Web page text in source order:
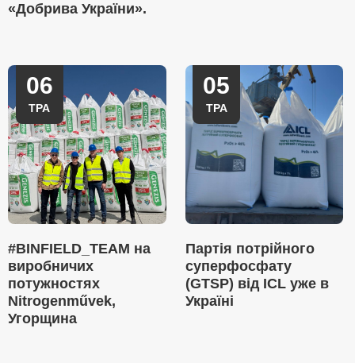
«Добрива України».
06
ТРА
#BINFIELD_TEAM на
виробничих
потужностях
Nitrogenművek,
Угорщина
05
ТРА
Партія потрійного
суперфосфату
(GTSP) від ICL уже в
Україні